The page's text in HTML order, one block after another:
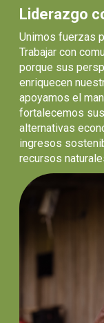
Liderazgo
Unimos fuerzas
Trabajar con
porque sus
enriquecen
apoyamos el
fortalecemos
alternativas
ingresos
recursos